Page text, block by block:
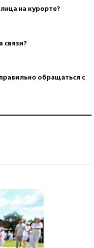
на курорте?
связи?
обращаться с